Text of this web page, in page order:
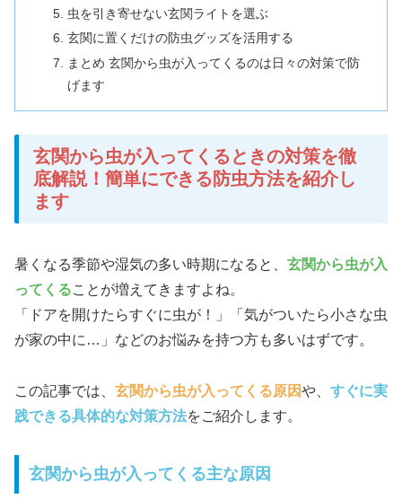
虫を引き寄せない玄関ライトを選ぶ
玄関に置くだけの防虫グッズを活用する
まとめ 玄関から虫が入ってくるのは日々の対策で防
げます
玄関から虫が入ってくるときの対策を徹
底解説！簡単にできる防虫方法を紹介し
ます
暑くなる季節や湿気の多い時期になると、 玄関から虫が入
ってくることが増えてきますよね。
「ドアを開けたらすぐに虫が！」「気がついたら小さな虫
が家の中に…」などのお悩みを持つ方も多いはずです。
この記事では、 玄関から虫が入ってくる原因や、 すぐに実
践できる具体的な対策方法をご紹介します。
玄関から虫が入ってくる主な原因